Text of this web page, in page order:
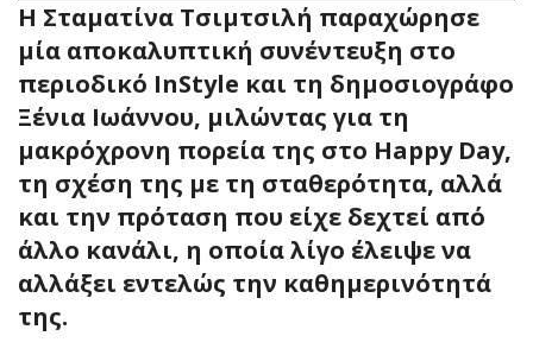
Η Σταματίνα Τσιμτσιλή παραχώρησε
μία αποκαλυπτική συνέντευξη στο
περιοδικό InStyle και τη δημοσιογράφο
Ξένια Ιωάννου, μιλώντας για τη
μακρόχρονη πορεία της στο Happy Day,
τη σχέση της με τη σταθερότητα, αλλά
και την πρόταση που είχε δεχτεί από
άλλο κανάλι, η οποία λίγο έλειψε να
αλλάξει εντελώς την καθημερινότητά
της.